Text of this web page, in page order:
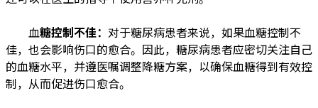
血糖控制不佳： 对于糖尿病患者来说，如果血糖控制不
佳，也会影响伤口的愈合。因此，糖尿病患者应密切关注自己
的血糖水平，并遵医嘱调整降糖方案，以确保血糖得到有效控
制，从而促进伤口愈合。